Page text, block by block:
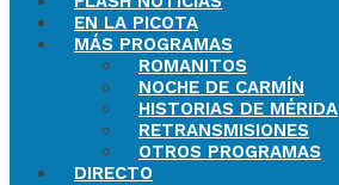
EN LA PICOTA
MÁS PROGRAMAS
ROMANITOS
NOCHE DE CARMÍN
HISTORIAS DE MÉRIDA
RETRANSMISIONES
OTROS PROGRAMAS
DIRECTO